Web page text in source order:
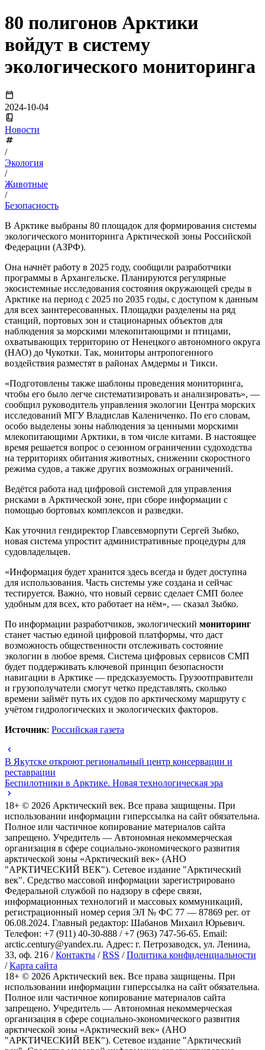
80 полигонов Арктики
войдут в систему
экологического мониторинга
2024-10-04
Новости
/
Экология
/
Животные
/
Безопасность
В Арктике выбраны 80 площадок для формирования системы
экологического мониторинга Арктической зоны Российской
Федерации (АЗРФ).
Она начнёт работу в 2025 году, сообщили разработчики
программы в Архангельске. Планируются регулярные
экосистемные исследования состояния окружающей среды в
Арктике на период с 2025 по 2035 годы, с доступом к данным
для всех заинтересованных. Площадки разделены на ряд
станций, портовых зон и стационарных объектов для
наблюдения за морскими млекопитающими и птицами,
охватывающих территорию от Ненецкого автономного округа
(НАО) до Чукотки. Так, мониторы антропогенного
воздействия разместят в районах Амдермы и Тикси.
«Подготовлены также шаблоны проведения мониторинга,
чтобы его было легче систематизировать и анализировать», —
сообщил руководитель управления экологии Центра морских
исследований МГУ Владислав Калениченко. По его словам,
особо выделены зоны наблюдения за ценными морскими
млекопитающими Арктики, в том числе китами. В настоящее
время решается вопрос о сезонном ограничении судоходства
на территориях обитания животных, снижении скоростного
режима судов, а также других возможных ограничений.
Ведётся работа над цифровой системой для управления
рисками в Арктической зоне, при сборе информации с
помощью бортовых комплексов и разведки.
Как уточнил гендиректор Главсевморпути Сергей Зыбко,
новая система упростит административные процедуры для
судовладельцев.
«Информация будет хранится здесь всегда и будет доступна
для использования. Часть системы уже создана и сейчас
тестируется. Важно, что новый сервис сделает СМП более
удобным для всех, кто работает на нём», — сказал Зыбко.
По информации разработчиков, экологический мониторинг
станет частью единой цифровой платформы, что даст
возможность общественности отслеживать состояние
экологии в любое время. Система цифровых сервисов СМП
будет поддерживать ключевой принцип безопасности
навигации в Арктике — предсказуемость. Грузоотправители
и грузополучатели смогут четко представлять, сколько
времени займёт путь их судов по арктическому маршруту с
учётом гидрологических и экологических факторов.
Источник: Российская газета
В Якутске откроют региональный центр консервации и
реставрации
Беспилотники в Арктике. Новая технологическая эра
18+ © 2026 Арктический век. Все права защищены. При
использовании информации гиперссылка на сайт обязательна.
Полное или частичное копирование материалов сайта
запрещено. Учредитель — Автономная некоммерческая
организация в сфере социально-экономического развития
арктической зоны «Арктический век» (АНО
"АРКТИЧЕСКИЙ ВЕК"). Сетевое издание "Арктический
век". Средство массовой информации зарегистрировано
Федеральной службой по надзору в сфере связи,
информационных технологий и массовых коммуникаций,
регистрационный номер серия ЭЛ № ФС 77 — 87869 рег. от
06.08.2024. Главный редактор: Шабанов Михаил Юрьевич.
Телефон: +7 (911) 40-30-888 / +7 (963) 747-56-65. Email:
arctic.century@yandex.ru. Адрес: г. Петрозаводск, ул. Ленина,
33, оф. 216 /Контакты /RSS /Политика конфиденциальности
/Карта сайта
18+ © 2026 Арктический век. Все права защищены. При
использовании информации гиперссылка на сайт обязательна.
Полное или частичное копирование материалов сайта
запрещено. Учредитель — Автономная некоммерческая
организация в сфере социально-экономического развития
арктической зоны «Арктический век» (АНО
"АРКТИЧЕСКИЙ ВЕК"). Сетевое издание "Арктический